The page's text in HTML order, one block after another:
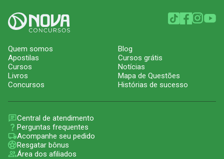
Quem somos
Apostilas
Cursos
Livros
Concursos
Blog
Cursos grátis
Notícias
Mapa de Questões
Histórias de sucesso
Central de atendimento
Perguntas frequentes
Acompanhe seu pedido
Resgatar bônus
Área dos afiliados